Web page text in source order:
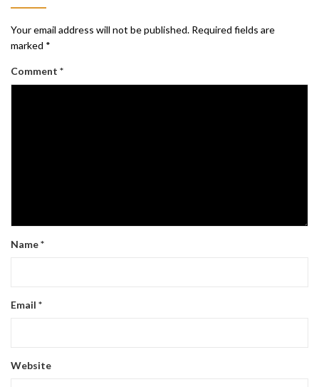
Your email address will not be published. Required fields are
marked *
Comment *
Name*
Email *
Website